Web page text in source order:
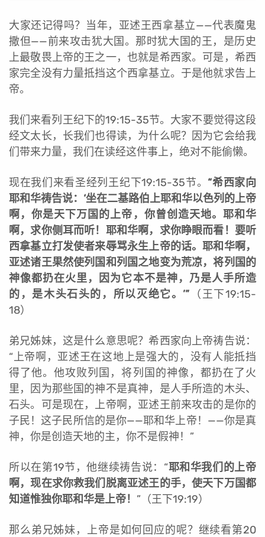
大家还记得吗？当年，亚述王西拿基立——代表魔鬼
撒但——前来攻击犹大国。那时犹大国的王，是历史
上最敬畏上帝的王之一，也就是希西家。可是，希西
家完全没有力量抵挡这个西拿基立。于是他就求告上
帝。
我们来看列王纪下的19:15-35节。大家不要觉得这段
经文太长，长我们也得读，为什么呢？因为它会给我
们带来力量，我们在读经这件事上，绝对不能偷懒。
现在我们来看圣经列王纪下19:15-35节。 “希西家向
耶和华祷告说：‘坐在二基路伯上耶和华以色列的上帝
啊，你是天下万国的上帝，你曾创造天地。耶和华
啊，求你侧耳而听！耶和华啊，求你睁眼而看！要听
西拿基立打发使者来辱骂永生上帝的话。耶和华啊，
亚述诸王果然使列国和列国之地变为荒凉，将列国的
神像都扔在火里，因为它本不是神，乃是人手所造
的，是木头石头的，所以灭绝它。’” （王下19:15-
18）
弟兄姊妹，这是什么意思呢？希西家向上帝祷告说：
“上帝啊，亚述王在这地上是强大的，没有人能抵挡
得了他。他攻败列国，将列国的神像，都扔在了火
里，因为那些国的神不是真神，是人手所造的木头、
石头。可是现在，上帝啊，亚述王前来攻击的是你的
子民！这子民所信的是你——耶和华上帝！——你是真
神，你是创造天地的主，你不是假神！”
所以在第19节，他继续祷告说：“耶和华我们的上帝
啊，现在求你救我们脱离亚述王的手，使天下万国都
知道惟独你耶和华是上帝！ ”（王下19:19）
那么弟兄姊妹，上帝是如何回应的呢？继续看第20